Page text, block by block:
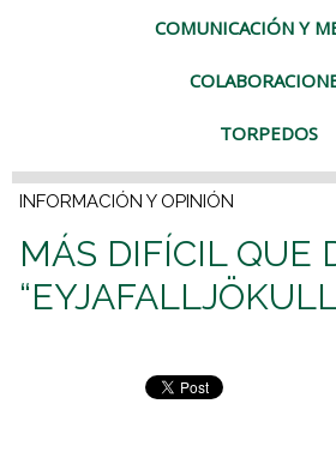
COMUNICACIÓN Y
TORPEDOS
INFORMACIÓN Y OPINIÓN
MÁS DIFÍCIL QUE